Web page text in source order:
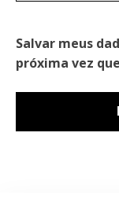
Salvar meus
próxima vez